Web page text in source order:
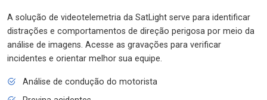
A solução de videotelemetria da SatLight serve para identificar
distrações e comportamentos de direção perigosa por meio da
análise de imagens. Acesse as gravações para verificar
incidentes e orientar melhor sua equipe.
Análise de condução do motorista